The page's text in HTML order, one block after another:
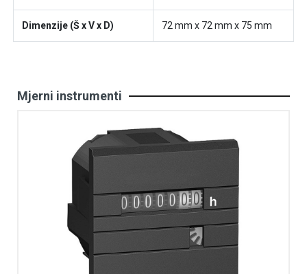
Dimenzije (Š x V x D) 72 mm x 72 mm x 75 mm
Mjerni instrumenti